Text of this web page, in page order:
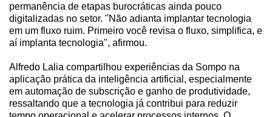
permanência de etapas burocráticas ainda pouco
digitalizadas no setor. "Não adianta implantar tecnologia
em um fluxo ruim. Primeiro você revisa o fluxo, simplifica, e
aí implanta tecnologia", afirmou.
Alfredo Lalia compartilhou experiências da Sompo na
aplicação prática da inteligência artificial, especialmente
em automação de subscrição e ganho de produtividade,
ressaltando que a tecnologia já contribui para reduzir